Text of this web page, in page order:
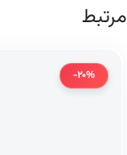
مرتبط
-20%